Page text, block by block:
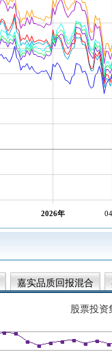
2026年
嘉实品质回报混合
股票投资